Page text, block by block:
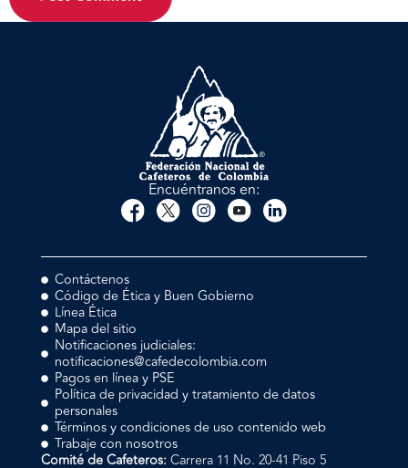
Encuéntranos en:
Contáctenos
Código de Ética y Buen Gobierno
Línea Ética
Mapa del sitio
Notificaciones judiciales:
notificaciones@cafedecolombia.com
Pagos en línea y PSE
Política de privacidad y tratamiento de datos
personales
Términos y condiciones de uso contenido web
Trabaje con nosotros
Comité de Cafeteros: Carrera 11 No. 20-41 Piso 5